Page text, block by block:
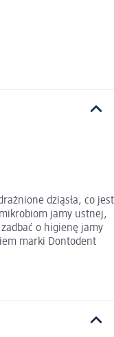
dziąsła, co jest
jamy ustnej,
o higienę jamy
marki Dontodent